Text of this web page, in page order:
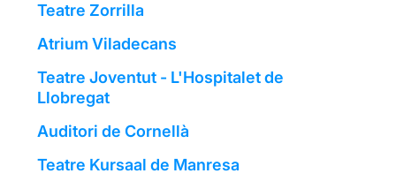
Teatre Zorrilla
Atrium Viladecans
Teatre Joventut - L'Hospitalet de
Llobregat
Auditori de Cornellà
Teatre Kursaal de Manresa